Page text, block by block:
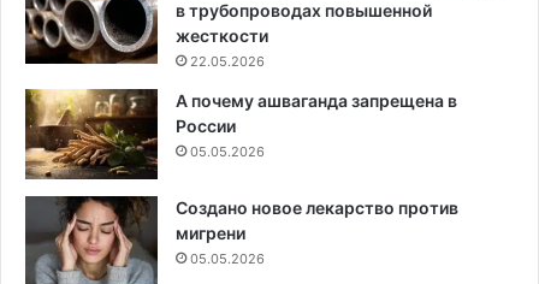
в трубопроводах повышенной
жесткости
22.05.2026
А почему ашваганда запрещена в
России
05.05.2026
Создано новое лекарство против
мигрени
05.05.2026